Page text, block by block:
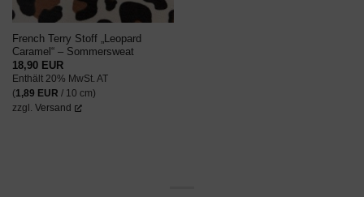
French Terry Stoff „Leopard
Caramel“ – Sommersweat
18,90 EUR
Enthält 20% MwSt. AT
(1,89 EUR / 10 cm)
zzgl. Versand